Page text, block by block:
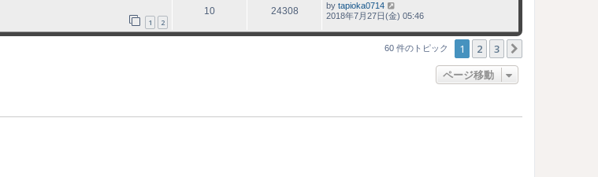
1 2
10 24308 by tapioka0714
2018年7月27日(金) 05:46
60 件のトピック 1 2 3
ページ移動